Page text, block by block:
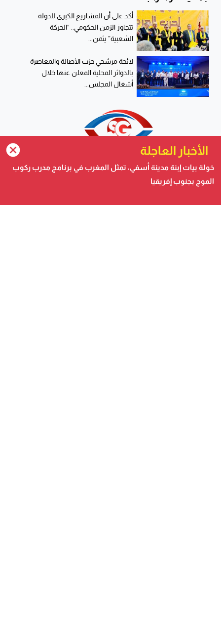
أكد على أن المشاريع الكبرى للدولة
تتجاوز الزمن الحكومي.. “الحركة
الشعبية” يثمن...
لائحة مرشحي حزب الأصالة والمعاصرة
بالدوائر المحلية المعلن عنها خلال
أشغال المجلس...
صحيفة الكترونية متجددة على مدار الساعة تصدر عن شركة
الأخبار العاجلة
خولة بيات إبنة مدينة أسفي، تمثل المغرب في برنامج مدرب ركوب
الموج بجنوب إفريقيا